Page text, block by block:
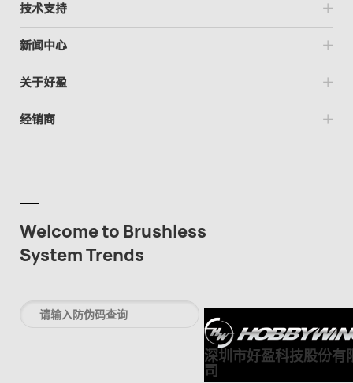
技术支持
新闻中心
关于好盈
经销商
Welcome to Brushless
System Trends
深圳市好盈科技股份有
司